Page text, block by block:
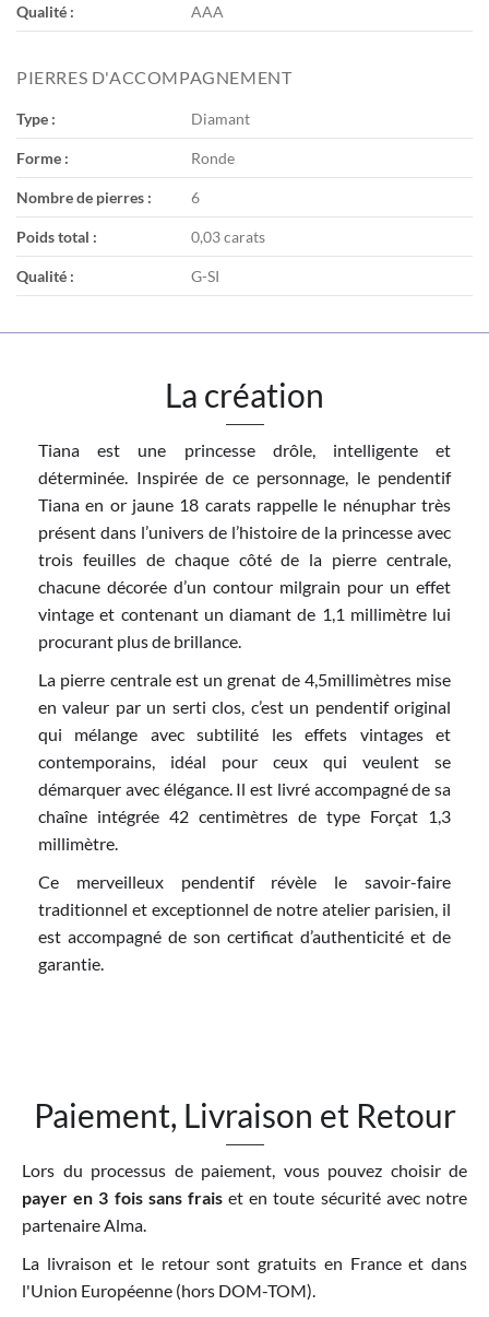
Qualité : AAA
PIERRES D'ACCOMPAGNEMENT
Type : Diamant
Forme : Ronde
Nombre de pierres : 6
Poids total : 0,03 carats
Qualité : G-SI
La création
Tiana est une princesse drôle, intelligente et
déterminée. Inspirée de ce personnage, le pendentif
Tiana en or jaune 18 carats rappelle le nénuphar très
présent dans l’univers de l’histoire de la princesse avec
trois feuilles de chaque côté de la pierre centrale,
chacune décorée d’un contour milgrain pour un effet
vintage et contenant un diamant de 1,1 millimètre lui
procurant plus de brillance.
La pierre centrale est un grenat de 4,5millimètres mise
en valeur par un serti clos, c’est un pendentif original
qui mélange avec subtilité les effets vintages et
contemporains, idéal pour ceux qui veulent se
démarquer avec élégance. Il est livré accompagné de sa
chaîne intégrée 42 centimètres de type Forçat 1,3
millimètre.
Ce merveilleux pendentif révèle le savoir-faire
traditionnel et exceptionnel de notre atelier parisien, il
est accompagné de son certificat d’authenticité et de
garantie.
Paiement, Livraison et Retour
Lors du processus de paiement, vous pouvez choisir de
payer en 3 fois sans fraiset en toute sécurité avec notre
partenaire Alma.
La livraison et le retour sont gratuits en France et dans
l'Union Européenne (hors DOM-TOM).